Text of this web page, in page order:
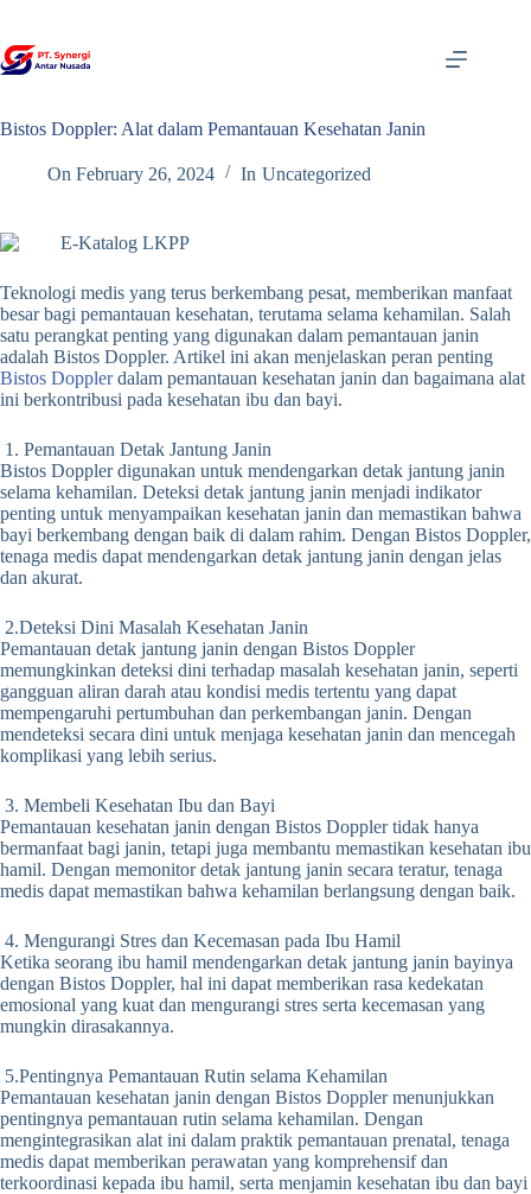
content
Bistos Doppler: Alat dalam Pemantauan Kesehatan Janin
On February 26, 2024 In Uncategorized
Teknologi medis yang terus berkembang pesat, memberikan manfaat
besar bagi pemantauan kesehatan, terutama selama kehamilan. Salah
satu perangkat penting yang digunakan dalam pemantauan janin
adalah Bistos Doppler. Artikel ini akan menjelaskan peran penting
Bistos Dopplerdalam pemantauan kesehatan janin dan bagaimana alat
ini berkontribusi pada kesehatan ibu dan bayi.
1. Pemantauan Detak Jantung Janin
Bistos Doppler digunakan untuk mendengarkan detak jantung janin
selama kehamilan. Deteksi detak jantung janin menjadi indikator
penting untuk menyampaikan kesehatan janin dan memastikan bahwa
bayi berkembang dengan baik di dalam rahim. Dengan Bistos Doppler,
tenaga medis dapat mendengarkan detak jantung janin dengan jelas
dan akurat.
2.Deteksi Dini Masalah Kesehatan Janin
Pemantauan detak jantung janin dengan Bistos Doppler
memungkinkan deteksi dini terhadap masalah kesehatan janin, seperti
gangguan aliran darah atau kondisi medis tertentu yang dapat
mempengaruhi pertumbuhan dan perkembangan janin. Dengan
mendeteksi secara dini untuk menjaga kesehatan janin dan mencegah
komplikasi yang lebih serius.
3. Membeli Kesehatan Ibu dan Bayi
Pemantauan kesehatan janin dengan Bistos Doppler tidak hanya
bermanfaat bagi janin, tetapi juga membantu memastikan kesehatan ibu
hamil. Dengan memonitor detak jantung janin secara teratur, tenaga
medis dapat memastikan bahwa kehamilan berlangsung dengan baik.
4. Mengurangi Stres dan Kecemasan pada Ibu Hamil
Ketika seorang ibu hamil mendengarkan detak jantung janin bayinya
dengan Bistos Doppler, hal ini dapat memberikan rasa kedekatan
emosional yang kuat dan mengurangi stres serta kecemasan yang
mungkin dirasakannya.
5.Pentingnya Pemantauan Rutin selama Kehamilan
Pemantauan kesehatan janin dengan Bistos Doppler menunjukkan
pentingnya pemantauan rutin selama kehamilan. Dengan
mengintegrasikan alat ini dalam praktik pemantauan prenatal, tenaga
medis dapat memberikan perawatan yang komprehensif dan
terkoordinasi kepada ibu hamil, serta menjamin kesehatan ibu dan bayi